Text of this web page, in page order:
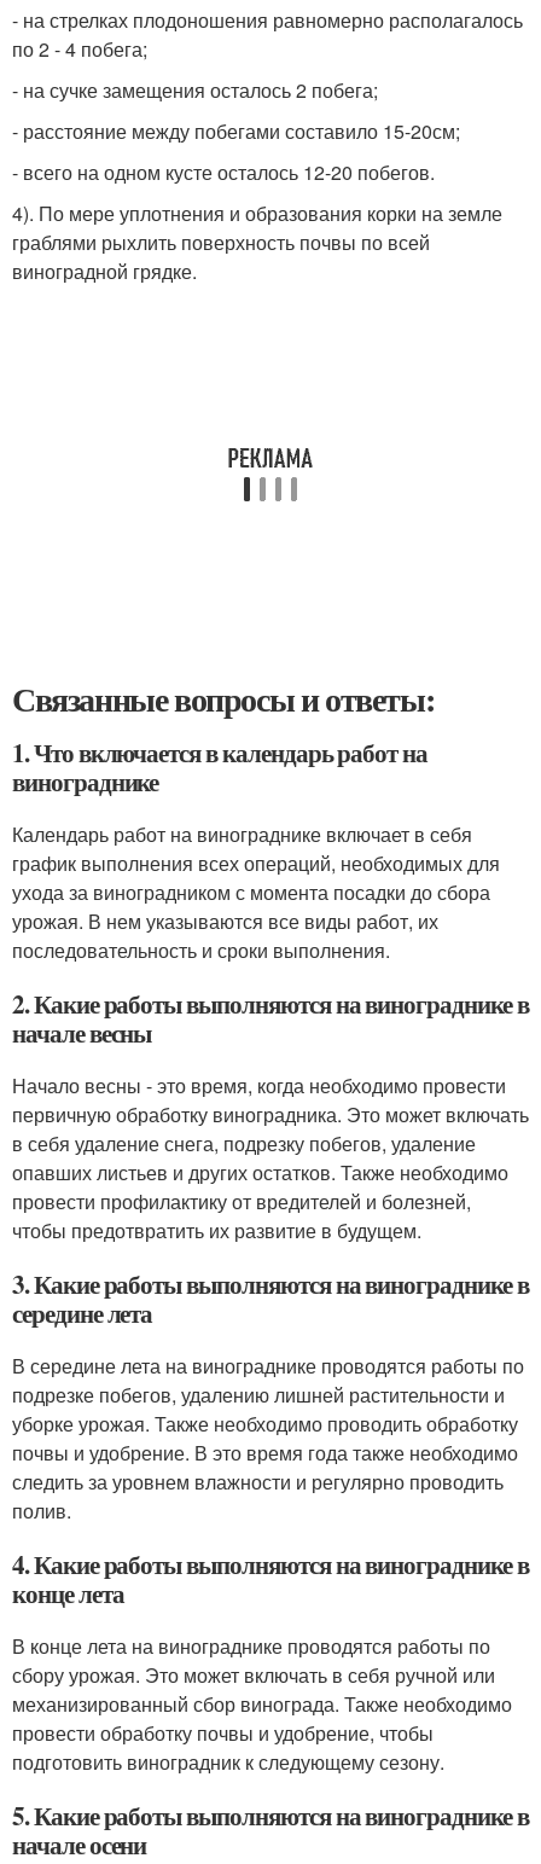
- на стрелках плодоношения равномерно располагалось
по 2 - 4 побега;
- на сучке замещения осталось 2 побега;
- расстояние между побегами составило 15-20см;
- всего на одном кусте осталось 12-20 побегов.
4). По мере уплотнения и образования корки на земле
граблями рыхлить поверхность почвы по всей
виноградной грядке.
Связанные вопросы и ответы:
1. Что включается в календарь работ на
винограднике
Календарь работ на винограднике включает в себя
график выполнения всех операций, необходимых для
ухода за виноградником с момента посадки до сбора
урожая. В нем указываются все виды работ, их
последовательность и сроки выполнения.
2. Какие работы выполняются на винограднике в
начале весны
Начало весны - это время, когда необходимо провести
первичную обработку виноградника. Это может включать
в себя удаление снега, подрезку побегов, удаление
опавших листьев и других остатков. Также необходимо
провести профилактику от вредителей и болезней,
чтобы предотвратить их развитие в будущем.
3. Какие работы выполняются на винограднике в
середине лета
В середине лета на винограднике проводятся работы по
подрезке побегов, удалению лишней растительности и
уборке урожая. Также необходимо проводить обработку
почвы и удобрение. В это время года также необходимо
следить за уровнем влажности и регулярно проводить
полив.
4. Какие работы выполняются на винограднике в
конце лета
В конце лета на винограднике проводятся работы по
сбору урожая. Это может включать в себя ручной или
механизированный сбор винограда. Также необходимо
провести обработку почвы и удобрение, чтобы
подготовить виноградник к следующему сезону.
5. Какие работы выполняются на винограднике в
начале осени